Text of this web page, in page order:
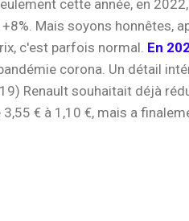
cette année, en
Mais soyons honnêtes,
c'est parfois normal. En
corona. Un détail
Renault souhaitait déjà
€ à 1,10 €, mais a